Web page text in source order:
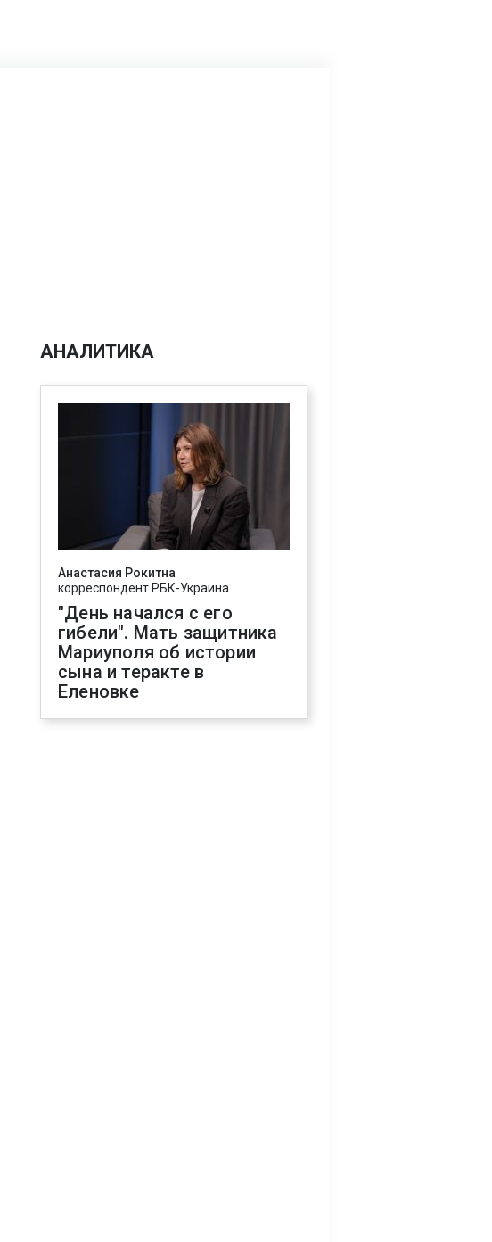
АНАЛИТИКА
Анастасия Рокитна
корреспондент РБК-Украина
"День начался с его
гибели". Мать защитника
Мариуполя об истории
сына и теракте в
Еленовке